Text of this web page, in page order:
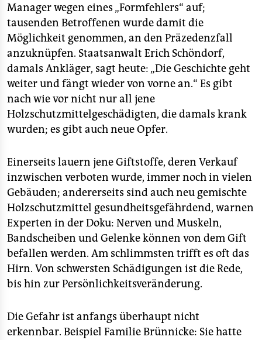
Manager wegen eines „Formfehlers“ auf;
tausenden Betroffenen wurde damit die
Möglichkeit genommen, an den Präzedenzfall
anzuknüpfen. Staatsanwalt Erich Schöndorf,
damals Ankläger, sagt heute: „Die Geschichte geht
weiter und fängt wieder von vorne an.“ Es gibt
nach wie vor nicht nur all jene
Holzschutzmittelgeschädigten, die damals krank
wurden; es gibt auch neue Opfer.
Einerseits lauern jene Giftstoffe, deren Verkauf
inzwischen verboten wurde, immer noch in vielen
Gebäuden; andererseits sind auch neu gemischte
Holzschutzmittel gesundheitsgefährdend, warnen
Experten in der Doku: Nerven und Muskeln,
Bandscheiben und Gelenke können von dem Gift
befallen werden. Am schlimmsten trifft es oft das
Hirn. Von schwersten Schädigungen ist die Rede,
bis hin zur Persönlichkeitsveränderung.
Die Gefahr ist anfangs überhaupt nicht
erkennbar. Beispiel Familie Brünnicke: Sie hatte